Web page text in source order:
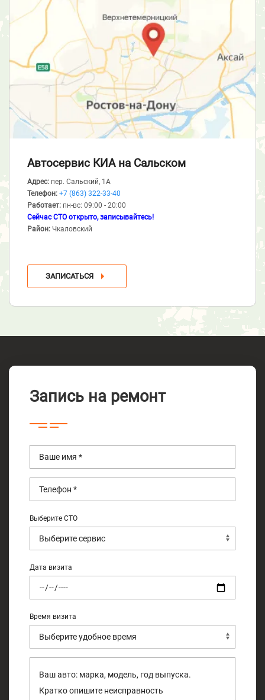
Автосервис КИА на Сальском
Адрес: пер. Сальский, 1А
Телефон: +7 (863) 322-33-40
Работает: пн-вс: 09:00 - 20:00
Сейчас СТО открыто, записывайтесь!
Район: Чкаловский
ЗАПИСАТЬСЯ
Запись на ремонт
Выберите СТО
Дата визита
Время визита